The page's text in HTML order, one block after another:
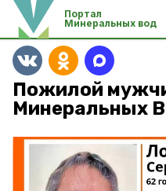
Портал
Минеральных вод
Пожилой
Минеральных